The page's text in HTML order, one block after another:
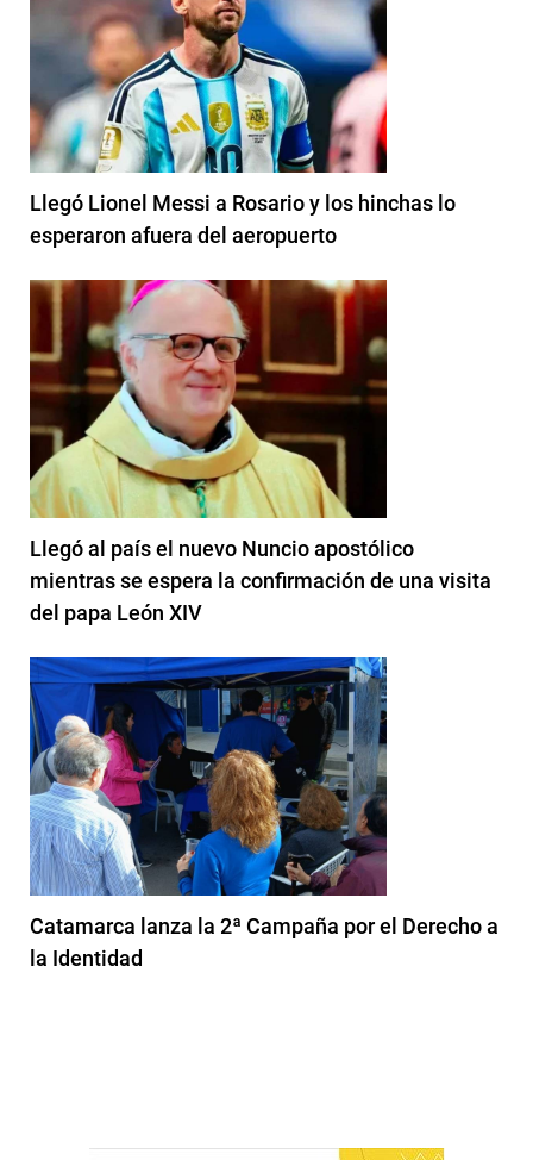
Llegó Lionel Messi a Rosario y los hinchas lo
esperaron afuera del aeropuerto
Llegó al país el nuevo Nuncio apostólico
mientras se espera la confirmación de una visita
del papa León XIV
Catamarca lanza la 2ª Campaña por el Derecho a
la Identidad